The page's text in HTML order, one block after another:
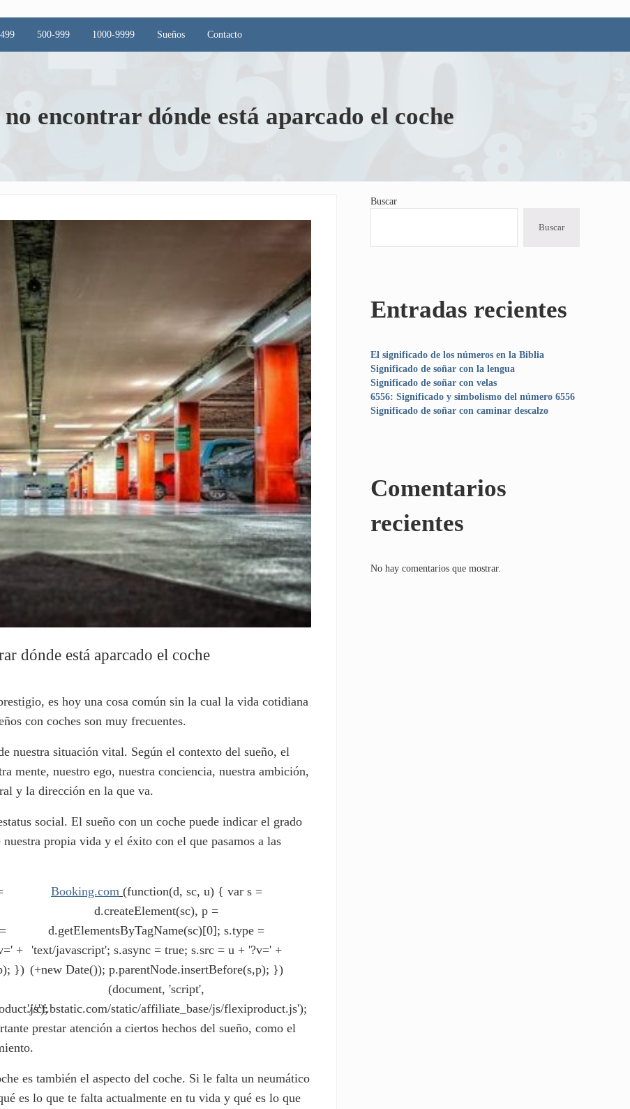
500-999 1000-9999 Sueños Contacto
encontrar dónde está aparcado el coche
dónde está aparcado el coche
es hoy una cosa común sin la cual la vida cotidiana
con coches son muy frecuentes.
nuestra situación vital. Según el contexto del sueño, el
mente, nuestro ego, nuestra conciencia, nuestra ambición,
y la dirección en la que va.
social. El sueño con un coche puede indicar el grado
propia vida y el éxito con el que pasamos a las
+
})
Booking.com (function(d, sc, u) { var s =
d.createElement(sc), p =
d.getElementsByTagName(sc)[0]; s.type =
'text/javascript'; s.async = true; s.src = u + '?v=' +
(+new Date()); p.parentNode.insertBefore(s,p); })
(document, 'script',
'//cf.bstatic.com/static/affiliate_base/js/flexiproduct.js');
prestar atención a ciertos hechos del sueño, como el
es también el aspecto del coche. Si le falta un neumático
es lo que te falta actualmente en tu vida y qué es lo que
Sidebar
Buscar
Buscar
Entradas recientes
El significado de los números en la Biblia
Significado de soñar con la lengua
Significado de soñar con velas
6556: Significado y simbolismo del número 6556
Significado de soñar con caminar descalzo
Comentarios
recientes
No hay comentarios que mostrar.